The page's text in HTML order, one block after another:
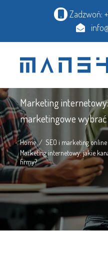
Zadzwoń:
Artykuł
Marketing
marketingowe
Home
SEO i marketing online
Marketing internetowy: jakie
firmy?